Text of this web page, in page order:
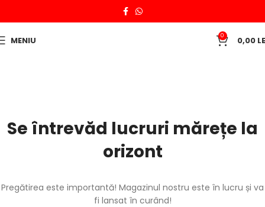
MENIU 0 0,00
Se întrevăd lucruri mărețe la
orizont
Pregătirea este importantă! Magazinul nostru este în lucru și va
fi lansat în curând!